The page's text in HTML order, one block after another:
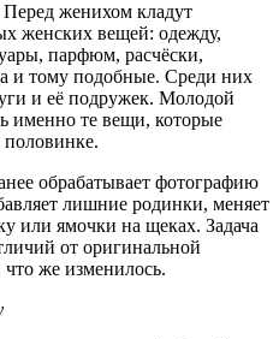
Перед женихом кладут
женских вещей: одежду,
парфюм, расчёски,
и тому подобные. Среди них
и её подружек. Молодой
именно те вещи, которые
половинке.
обрабатывает фотографию
лишние родинки, меняет
или ямочки на щеках. Задача
от оригинальной
же изменилось.